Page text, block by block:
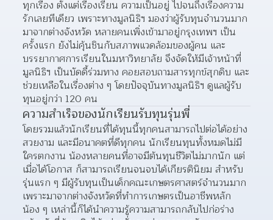
ทุกเรื่อง ตั้งแต่เรื่องเรียน ความเป็นอยู่ ไปจนถึงเรื่องความ
รักเลยทีเดียว เพราะทางมูลนิธิฯ มองว่าผู้รับทุนจำนวนมาก
มาจากต่างจังหวัด หลายคนเพิ่งเข้ามาอยู่กรุงเทพฯ เป็น
ครั้งแรก ยังไม่คุ้นชินกับสภาพแวดล้อมของผู้คน และ
บรรยากาศการเรียนในมหาวิทยาลัย จึงจัดให้มีเจ้าหน้าที่
มูลนิธิฯ เป็นบัดดี้ร่วมทาง คอยสอบถามสารทุกข์สุกดิบ และ
ช่วยเหลือในเรื่องต่าง ๆ โดยปัจจุบันทางมูลนิธิฯ ดูแลผู้รับ
ทุนอยู่กว่า 120 คน
ความสำเร็จของนักเรียนรับทุนรุ่นพี่
โดยรวมแล้วนักเรียนที่ได้ทุนนี้ทุกคนสามารถไปต่อได้อย่าง
สวยงาม และมีอนาคตที่ดีทุกคน นักเรียนทุนทั้งหมดไม่มี
ใครตกงาน น้องหลายคนที่อาจมีต้นทุนชีวิตไม่มากนัก แต่
เมื่อได้โอกาส ก็สามารถเรียนจนจบได้เกียรตินิยม สำหรับ
รุ่นแรก ๆ มีผู้รับทุนเป็นเด็กคณะเกษตรศาสตร์จำนวนมาก
เพราะมาจากต่างจังหวัดที่ทำการเกษตรเป็นอาชีพหลัก
น้อง ๆ เหล่านี้ก็ได้นำความรู้ความสามารถกลับไปก่อร่าง